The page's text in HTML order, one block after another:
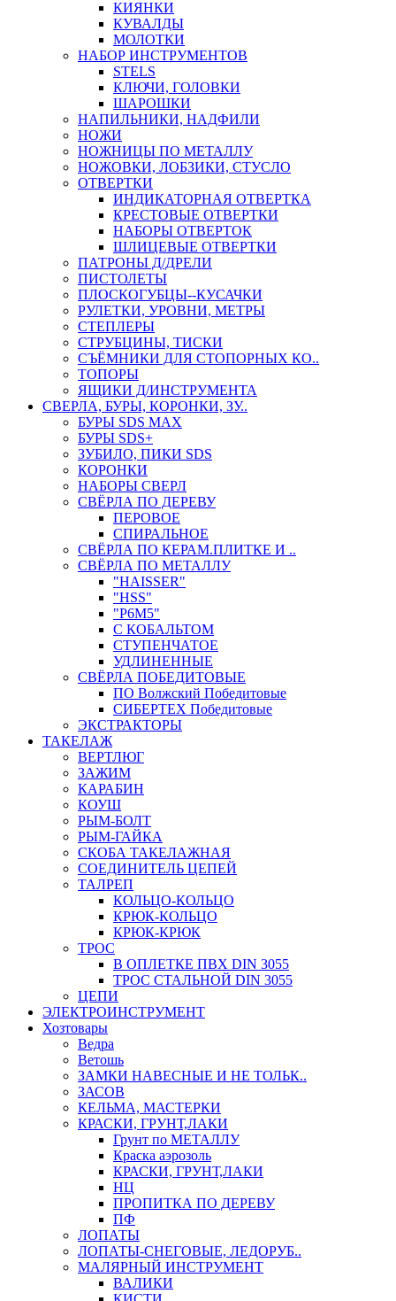
КИЯНКИ
КУВАЛДЫ
МОЛОТКИ
НАБОР ИНСТРУМЕНТОВ
STELS
КЛЮЧИ, ГОЛОВКИ
ШАРОШКИ
НАПИЛЬНИКИ, НАДФИЛИ
НОЖИ
НОЖНИЦЫ ПО МЕТАЛЛУ
НОЖОВКИ, ЛОБЗИКИ, СТУСЛО
ОТВЕРТКИ
ИНДИКАТОРНАЯ ОТВЕРТКА
КРЕСТОВЫЕ ОТВЕРТКИ
НАБОРЫ ОТВЕРТОК
ШЛИЦЕВЫЕ ОТВЕРТКИ
ПАТРОНЫ Д/ДРЕЛИ
ПИСТОЛЕТЫ
ПЛОСКОГУБЦЫ--КУСАЧКИ
РУЛЕТКИ, УРОВНИ, МЕТРЫ
СТЕПЛЕРЫ
СТРУБЦИНЫ, ТИСКИ
СЪЁМНИКИ ДЛЯ СТОПОРНЫХ КО..
ТОПОРЫ
ЯЩИКИ Д/ИНСТРУМЕНТА
СВЕРЛА, БУРЫ, КОРОНКИ, ЗУ..
БУРЫ SDS MAX
БУРЫ SDS+
ЗУБИЛО, ПИКИ SDS
КОРОНКИ
НАБОРЫ СВЕРЛ
СВЁРЛА ПО ДЕРЕВУ
ПЕРОВОЕ
СПИРАЛЬНОЕ
СВЁРЛА ПО КЕРАМ.ПЛИТКЕ И ..
СВЁРЛА ПО МЕТАЛЛУ
"HAISSER"
"HSS"
"Р6М5"
С КОБАЛЬТОМ
СТУПЕНЧАТОЕ
УДЛИНЕННЫЕ
СВЁРЛА ПОБЕДИТОВЫЕ
ПО Волжский Победитовые
СИБЕРТЕХ Победитовые
ЭКСТРАКТОРЫ
ТАКЕЛАЖ
ВЕРТЛЮГ
ЗАЖИМ
КАРАБИН
КОУШ
РЫМ-БОЛТ
РЫМ-ГАЙКА
СКОБА ТАКЕЛАЖНАЯ
СОЕДИНИТЕЛЬ ЦЕПЕЙ
ТАЛРЕП
КОЛЬЦО-КОЛЬЦО
КРЮК-КОЛЬЦО
КРЮК-КРЮК
ТРОС
В ОПЛЕТКЕ ПВХ DIN 3055
ТРОС СТАЛЬНОЙ DIN 3055
ЦЕПИ
ЭЛЕКТРОИНСТРУМЕНТ
Хозтовары
Ведра
Ветошь
ЗАМКИ НАВЕСНЫЕ И НЕ ТОЛЬК..
ЗАСОВ
КЕЛЬМА, МАСТЕРКИ
КРАСКИ, ГРУНТ,ЛАКИ
Грунт по МЕТАЛЛУ
Краска аэрозоль
КРАСКИ, ГРУНТ,ЛАКИ
НЦ
ПРОПИТКА ПО ДЕРЕВУ
ПФ
ЛОПАТЫ
ЛОПАТЫ-СНЕГОВЫЕ, ЛЕДОРУБ..
МАЛЯРНЫЙ ИНСТРУМЕНТ
ВАЛИКИ